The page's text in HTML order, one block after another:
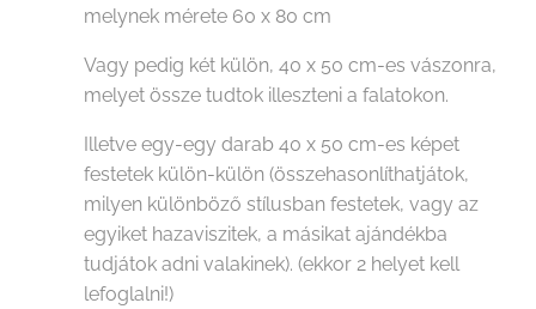
melynek mérete 60 x 80 cm
Vagy pedig két külön, 40 x 50 cm-es vászonra,
melyet össze tudtok illeszteni a falatokon.
Illetve egy-egy darab 40 x 50 cm-es képet
festetek külön-külön (összehasonlíthatjátok,
milyen különböző stílusban festetek, vagy az
egyiket hazaviszitek, a másikat ajándékba
tudjátok adni valakinek). (ekkor 2 helyet kell
lefoglalni!)